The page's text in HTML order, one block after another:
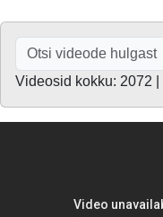
Videosid kokku: 2072